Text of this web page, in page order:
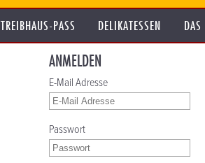
TREIBHAUS-PASS DELIKATESSEN
ANMELDEN
E-Mail Adresse
Passwort